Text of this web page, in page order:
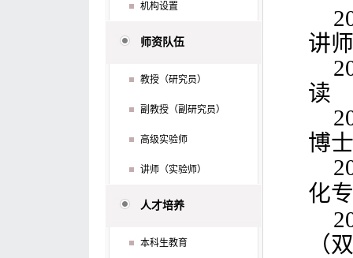
机构设置
师资队伍
教授（研究员）
副教授（副研究员）
高级实验师
讲师（实验师）
人才培养
本科生教育
讲师
读
博
化
（